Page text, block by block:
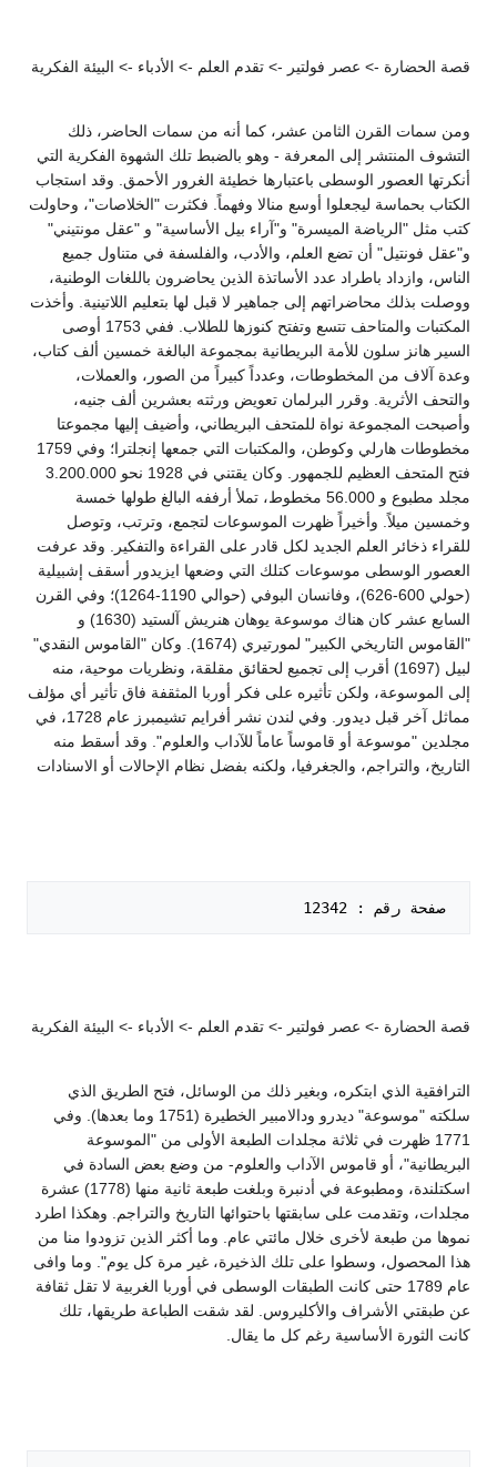
قصة الحضارة -> عصر فولتير -> تقدم العلم -> الأدباء -> البيئة الفكرية
ومن سمات القرن الثامن عشر، كما أنه من سمات الحاضر، ذلك
التشوف المنتشر إلى المعرفة - وهو بالضبط تلك الشهوة الفكرية التي
أنكرتها العصور الوسطى باعتبارها خطيئة الغرور الأحمق. وقد استجاب
الكتاب بحماسة ليجعلوا أوسع منالا وفهماً. فكثرت "الخلاصات"، وحاولت
كتب مثل "الرياضة الميسرة" و"آراء بيل الأساسية" و "عقل مونتيني"
و"عقل فونتيل" أن تضع العلم، والأدب، والفلسفة في متناول جميع
الناس، وازداد باطراد عدد الأساتذة الذين يحاضرون باللغات الوطنية،
ووصلت بذلك محاضراتهم إلى جماهير لا قبل لها بتعليم اللاتينية. وأخذت
المكتبات والمتاحف تتسع وتفتح كنوزها للطلاب. ففي 1753 أوصى
السير هانز سلون للأمة البريطانية بمجموعة البالغة خمسين ألف كتاب،
وعدة آلاف من المخطوطات، وعدداً كبيراً من الصور، والعملات،
والتحف الأثرية. وقرر البرلمان تعويض ورثته بعشرين ألف جنيه،
وأصبحت المجموعة نواة للمتحف البريطاني، وأضيف إليها مجموعتا
مخطوطات هارلي وكوطن، والمكتبات التي جمعها إنجلترا؛ وفي 1759
فتح المتحف العظيم للجمهور. وكان يقتني في 1928 نحو 3.200.000
مجلد مطبوع و 56.000 مخطوط، تملأ أرففه البالغ طولها خمسة
وخمسين ميلاً. وأخيراً ظهرت الموسوعات لتجمع، وترتب، وتوصل
للقراء ذخائر العلم الجديد لكل قادر على القراءة والتفكير. وقد عرفت
العصور الوسطى موسوعات كتلك التي وضعها ايزيدور أسقف إشبيلية
(حولي 600-626)، وفانسان البوفي (حوالي 1190-1264)؛ وفي القرن
السابع عشر كان هناك موسوعة يوهان هنريش آلستيد (1630) و
"القاموس التاريخي الكبير" لمورتيري (1674). وكان "القاموس النقدي"
لبيل (1697) أقرب إلى تجميع لحقائق مقلقة، ونظريات موحية، منه
إلى الموسوعة، ولكن تأثيره على فكر أوربا المثقفة فاق تأثير أي مؤلف
مماثل آخر قبل ديدور. وفي لندن نشر أفرايم تشيمبرز عام 1728، في
مجلدين "موسوعة أو قاموساً عاماً للآداب والعلوم". وقد أسقط منه
التاريخ، والتراجم، والجغرفيا، ولكنه بفضل نظام الإحالات أو الاسنادات
صفحة رقم : 12342
قصة الحضارة -> عصر فولتير -> تقدم العلم -> الأدباء -> البيئة الفكرية
الترافقية الذي ابتكره، وبغير ذلك من الوسائل، فتح الطريق الذي
سلكته "موسوعة" ديدرو ودالامبير الخطيرة (1751 وما بعدها). وفي
1771 ظهرت في ثلاثة مجلدات الطبعة الأولى من "الموسوعة
البريطانية"، أو قاموس الآداب والعلوم- من وضع بعض السادة في
اسكتلندة، ومطبوعة في أدنبرة وبلغت طبعة ثانية منها (1778) عشرة
مجلدات، وتقدمت على سابقتها باحتوائها التاريخ والتراجم. وهكذا اطرد
نموها من طبعة لأخرى خلال مائتي عام. وما أكثر الذين تزودوا منا من
هذا المحصول، وسطوا على تلك الذخيرة، غير مرة كل يوم". وما وافى
عام 1789 حتى كانت الطبقات الوسطى في أوربا الغربية لا تقل ثقافة
عن طبقتي الأشراف والأكليروس. لقد شقت الطباعة طريقها، تلك
كانت الثورة الأساسية رغم كل ما يقال.